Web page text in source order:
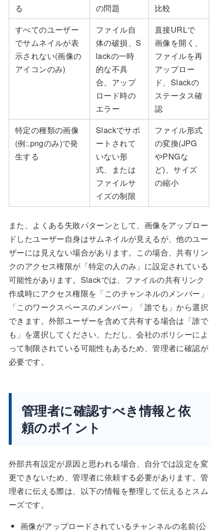
る
の問題
比較
すべてのユーザー
でサムネイルが表
示されない(画像の
アイコンのみ)
ファイル自
体の破損、S
lackの一時
的な不具
合、アップ
ロード時の
エラー
直接URLで
画像を開く、
ファイルを再
アップロー
ド、Slackの
ステータス確
認
特定の種類の画像
(例:.pngのみ)で発
生する
Slackでサポ
ートされて
いない形
式、または
ファイルサ
イズの制限
ファイル形式
の変換(JPG
やPNGな
ど)、サイズ
の縮小
また、よくある失敗パターンとして、画像をアップロー
ドしたユーザー自身はサムネイルが見えるが、他のユー
ザーには見えない場合があります。この場合、共有リン
クのアクセス権限が「特定の人のみ」に設定されている
可能性があります。Slackでは、ファイルの共有リンク
作成時にアクセス権限を「このチャンネルのメンバー」
「このワークスペースのメンバー」「誰でも」から選択
できます。外部ユーザーを含めて共有する場合は「誰で
も」を選択してください。ただし、会社のポリシーによ
って制限されている可能性もあるため、管理者に確認が
必要です。
管理者に確認すべき情報と依
頼のポイント
外部共有設定が原因と思われる場合、自分では設定を変
更できないため、管理者に依頼する必要があります。管
理者に伝える際は、以下の情報を整理して伝えるとスム
ーズです。
画像がアップロードされているチャンネルの名前(公